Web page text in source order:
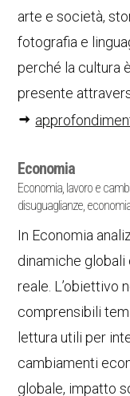
arte e società,
fotografia e
perché la cultura
presente
Economia
Economia, lavoro e
disuguaglianze,
In Economia
dinamiche globali
reale. L’obiettivo
comprensibili
lettura utili per
cambiamenti
globale, impatto